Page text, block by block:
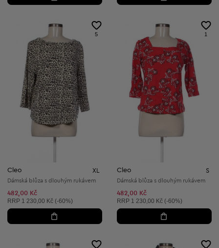
5
Cleo XL
Dámská blůza s dlouhým rukávem
482,00 Kč
Doporučená cena:
RRP 1 230,00 Kč (-60%)
1
Cleo S
Dámská blůza s dlouhým rukávem
482,00 Kč
Doporučená cena:
RRP 1 230,00 Kč (-60%)